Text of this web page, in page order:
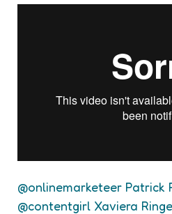
@onlinemarketeer Patrick
@contentgirl Xaviera